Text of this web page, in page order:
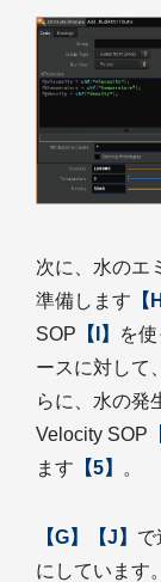
次に、水のエ
準備します 【
SOP 【I】
を
ースに対して
らに、水の発
Velocity SOP
ます 【5】 。
【G】【J】 で
にしています